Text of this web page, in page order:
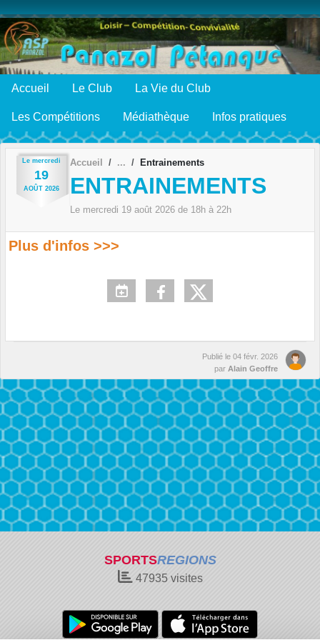
Accueil Le Club La Vie du Club
Les Compétitions Médiathèque Infos pratiques
Le mercredi
19
AOÛT 2026
Accueil Entrainements
ENTRAINEMENTS
Le mercredi 19 août 2026 de 18h à 22h
Plus d'infos >>>
Publié le 04 févr. 2026
par Alain Geoffre
SPORTSREGIONS
47935visites